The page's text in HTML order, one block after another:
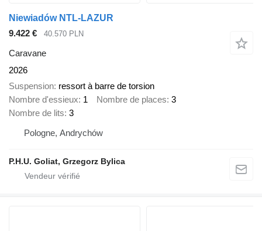
Niewiadów NTL-LAZUR
9.422 €
40.570 PLN
Caravane
2026
Suspension ressort à barre de torsion
Nombre d'essieux 1 Nombre de places 3
Nombre de lits 3
Pologne, Andrychów
P.H.U. Goliat, Grzegorz Bylica